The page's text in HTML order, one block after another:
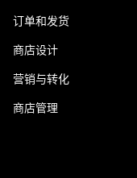
订单和发货
商店设计
营销与转化
商店管理